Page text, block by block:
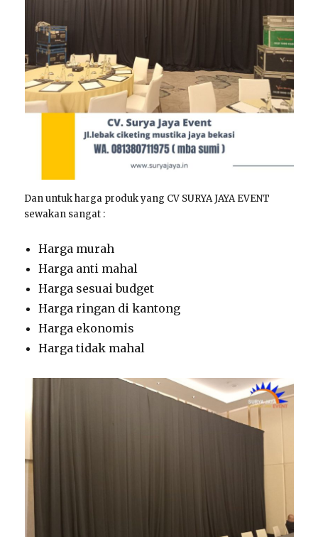
Dan untuk harga produk yang CV SURYA JAYA EVENT
sewakan sangat :
Harga murah
Harga anti mahal
Harga sesuai budget
Harga ringan di kantong
Harga ekonomis
Harga tidak mahal